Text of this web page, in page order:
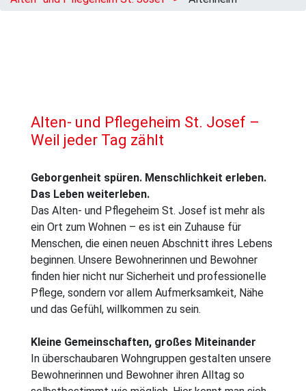
Alten- und Pflegeheim St. Josef –
Weil jeder Tag zählt
Geborgenheit spüren. Menschlichkeit erleben.
Das Leben weiterleben.
Das Alten- und Pflegeheim St. Josef ist mehr als
ein Ort zum Wohnen – es ist ein Zuhause für
Menschen, die einen neuen Abschnitt ihres Lebens
beginnen. Unsere Bewohnerinnen und Bewohner
finden hier nicht nur Sicherheit und professionelle
Pflege, sondern vor allem Aufmerksamkeit, Nähe
und das Gefühl, willkommen zu sein.
Kleine Gemeinschaften, großes Miteinander
In überschaubaren Wohngruppen gestalten unsere
Bewohnerinnen und Bewohner ihren Alltag so